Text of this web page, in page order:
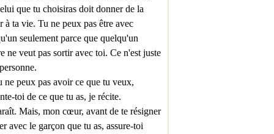
que tu choisiras doit donner de la
à ta vie. Tu ne peux pas être avec
seulement parce que quelqu'un
ne veut pas sortir avec toi. Ce n'est juste
ne peux pas avoir ce que tu veux,
toi de ce que tu as, je récite.
Mais, mon cœur, avant de te résigner
avec le garçon que tu as, assure-toi